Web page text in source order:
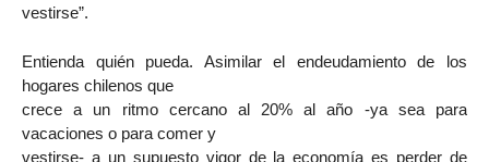
vestirse”.
Entienda quién pueda. Asimilar el endeudamiento de los
hogares chilenos que
crece a un ritmo cercano al 20% al año -ya sea para
vacaciones o para comer y
vestirse- a un supuesto vigor de la economía es perder de